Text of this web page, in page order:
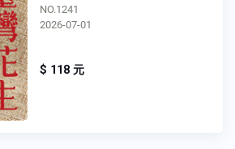
NO.1240
2026-06-01
$ 118 元